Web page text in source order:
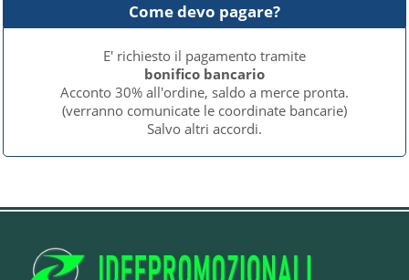
Come devo pagare?
E' richiesto il pagamento tramite
bonifico bancario
Acconto 30% all'ordine, saldo a merce pronta.
(verranno comunicate le coordinate bancarie)
Salvo altri accordi.